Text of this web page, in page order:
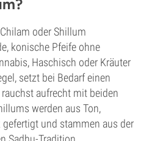
oder Shillum
konische Pfeife ohne
Haschisch oder Kräuter
setzt bei Bedarf einen
aufrecht mit beiden
werden aus Ton,
gefertigt und stammen aus der